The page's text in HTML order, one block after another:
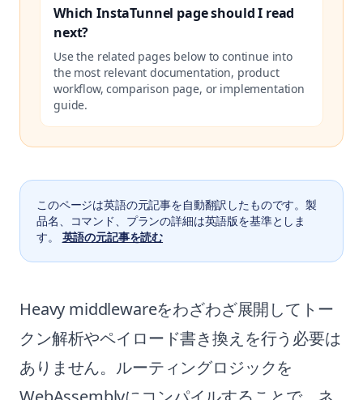
Which InstaTunnel page should I read
next?
Use the related pages below to continue into
the most relevant documentation, product
workflow, comparison page, or implementation
guide.
このページは英語の元記事を自動翻訳したものです。製
品名、コマンド、プランの詳細は英語版を基準としま
す。
英語の元記事を読む
Heavy middlewareをわざわざ展開してトー
クン解析やペイロード書き換えを行う必要は
ありません。ルーティングロジックを